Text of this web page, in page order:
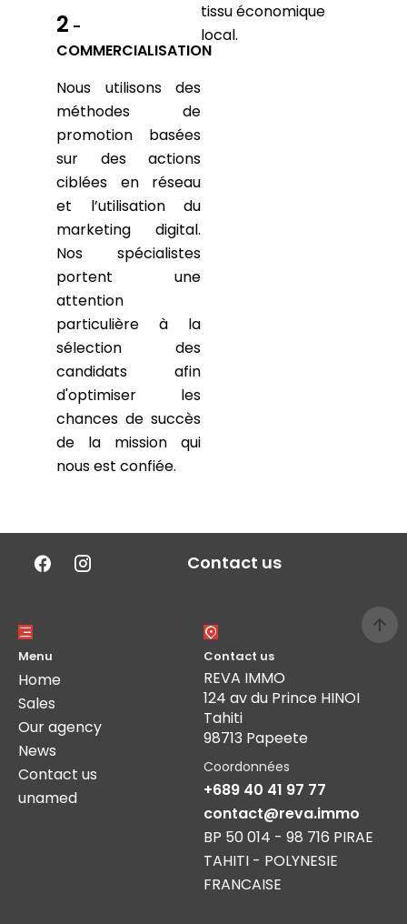
2 -
COMMERCIALISATION
Nous utilisons des
méthodes de
promotion basées
sur des actions
ciblées en réseau
et l’utilisation du
marketing digital.
Nos spécialistes
portent une
attention
particulière à la
sélection des
candidats afin
d'optimiser les
chances de succès
de la mission qui
nous est confiée.
tissu économique
local.
Contact us
Menu
Home
Sales
Our agency
News
Contact us
unamed
Contact us
REVA IMMO
124 av du Prince HINOI
Tahiti
98713 Papeete
Coordonnées
+689 40 41 97 77
contact@reva.immo
BP 50 014 - 98 716 PIRAE
TAHITI - POLYNESIE
FRANCAISE